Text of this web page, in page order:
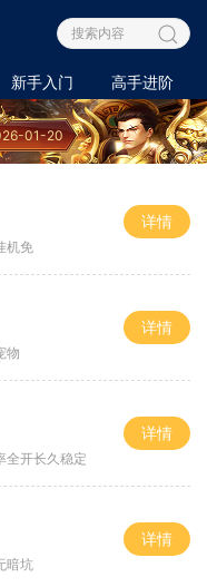
新手入门 高手进阶
01-20
机免
详情
物
详情
全开长久稳定
详情
暗坑
详情